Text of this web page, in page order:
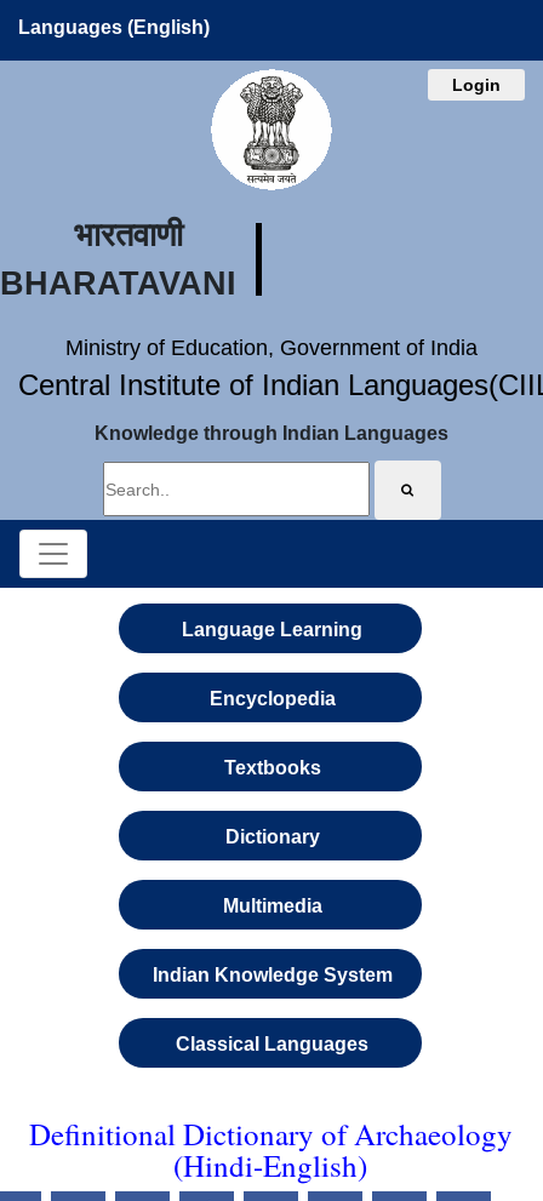
Languages (English)
Login
भारतवाणी
BHARATAVANI
Ministry of Education, Government of India
Central Institute of Indian
Knowledge through Indian Languages
Language Learning
Encyclopedia
Textbooks
Dictionary
Multimedia
Indian Knowledge System
Classical Languages
Definitional Dictionary of Archaeology
(Hindi-English)